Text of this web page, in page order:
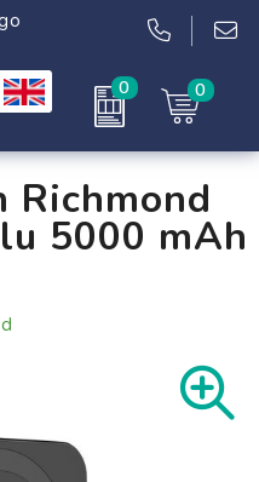
0 0
Richmond
5000 mAh